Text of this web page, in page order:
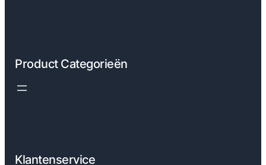
Product Categorieën
Klantenservice